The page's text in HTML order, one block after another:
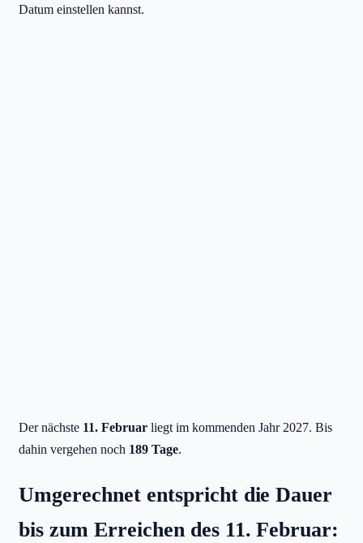
Datum einstellen kannst.
Der nächste 11. Februar liegt im kommenden Jahr 2027. Bis
dahin vergehen noch 189 Tage.
Umgerechnet entspricht die Dauer
bis zum Erreichen des 11. Februar: